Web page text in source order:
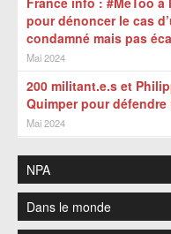
pour dénoncer le cas
condamné mais pas
Mai 2024
200 militant.e.s et
Quimper pour défendre
Mai 2024
NPA
Dans le monde